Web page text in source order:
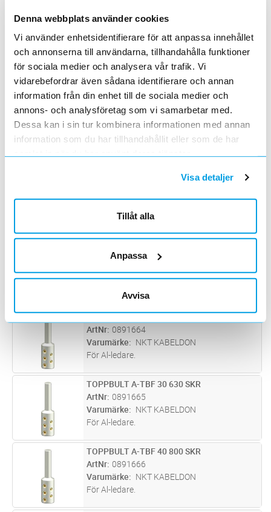
Denna webbplats använder cookies
Vi använder enhetsidentifierare för att anpassa innehållet
och annonserna till användarna, tillhandahålla funktioner
för sociala medier och analysera vår trafik. Vi
vidarebefordrar även sådana identifierare och annan
information från din enhet till de sociala medier och
annons- och analysföretag som vi samarbetar med.
Dessa kan i sin tur kombinera informationen med annan
information som du har tillhandahållit eller som de har
samlat in när du har använt deras tjänster.
Visa detaljer
Tillåt alla
Anpassa
Avvisa
beskrivning saknas
ST Lägg i kundvagn
TOPPBULT A-TBF 30 120 SKR
ArtNr
0891660
Varumärke NKT KABELDON
För Al-ledare.
ST Lägg i kundvagn
TOPPBULT A-TBF 30 185 SKR
ArtNr 0891661
Varumärke NKT KABELDON
För Al-ledare.
TOPPBULT A-TBF 30 240 SKR
För Al-ledare.
Lägg i kundvagn
TOPPBULT A-TBF 30 400 SKR
0891663
Varumärke NKT KABELDON
ST Lägg i kundvagn
TOPPBULT A-TBF 30 500 SKR
ArtNr 0891664
Varumärke
NKT KABELDON
För Al-ledare.
ST Lägg i kundvagn
TOPPBULT A-TBF 30 630 SKR
ArtNr 0891665
Varumärke
NKT KABELDON
För Al-ledare.
ST Lägg i kundvagn
TOPPBULT A-TBF 40 800 SKR
ArtNr 0891666
Varumärke
NKT KABELDON
För Al-ledare.